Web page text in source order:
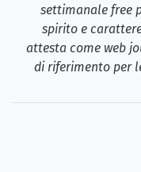
settimanale free
spirito e
attesta come web
di riferimento per